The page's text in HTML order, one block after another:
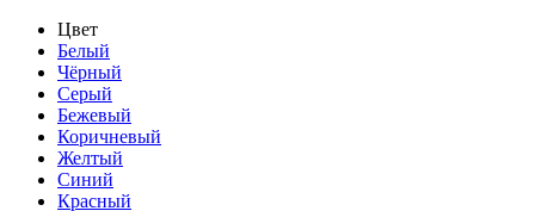
Цвет
Белый
Чёрный
Серый
Бежевый
Коричневый
Желтый
Синий
Красный